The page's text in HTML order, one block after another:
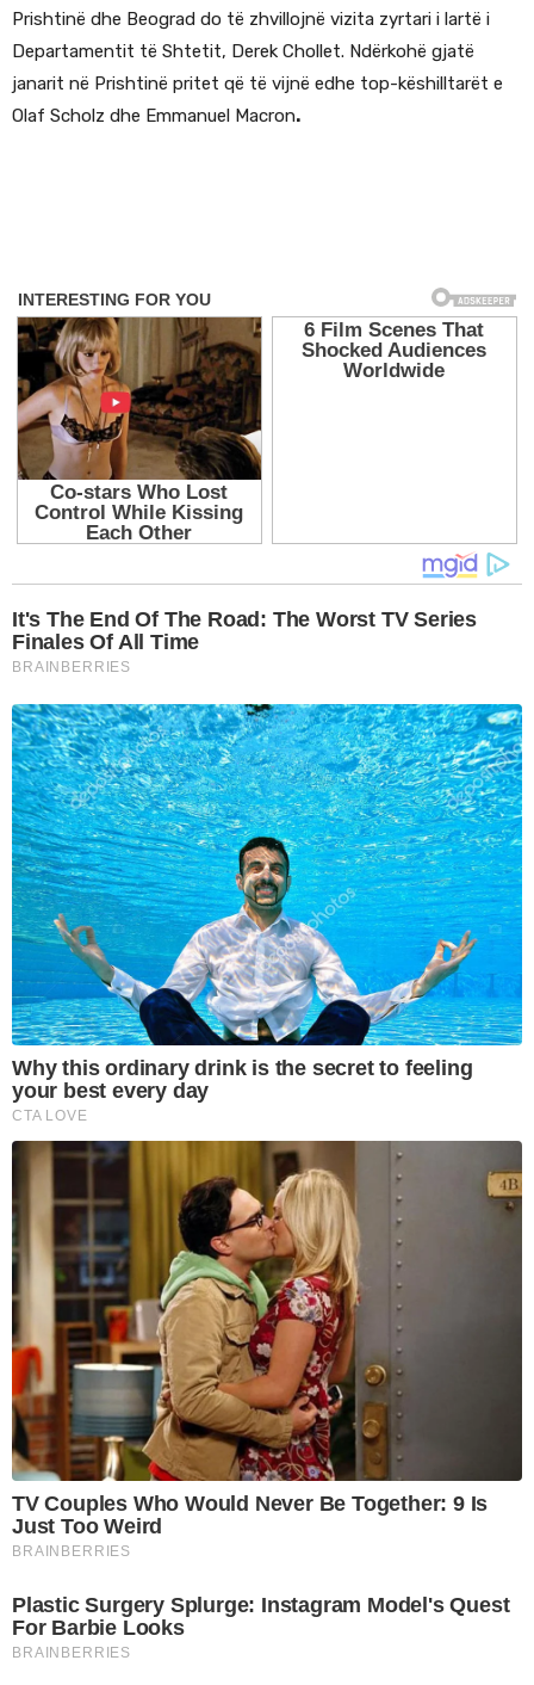
Prishtinë dhe Beograd do të zhvillojnë vizita zyrtari i lartë i
Departamentit të Shtetit, Derek Chollet. Ndërkohë gjatë
janarit në Prishtinë pritet që të vijnë edhe top-këshilltarët e
Olaf Scholz dhe Emmanuel Macron.